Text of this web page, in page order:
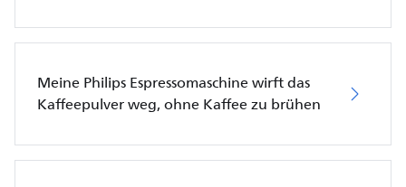
Meine Philips Espressomaschine wirft das
Kaffeepulver weg, ohne Kaffee zu brühen